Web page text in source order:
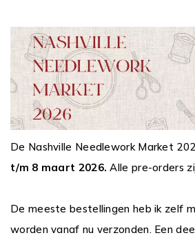
De Nashville Needlework Market
t/m 8 maart 2026.Alle pre-orders
De meeste bestellingen heb ik zelf
worden vanaf nu verzonden. Een